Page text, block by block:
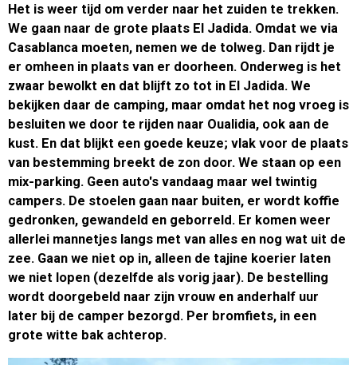
Het is weer tijd om verder naar het zuiden te trekken.
We gaan naar de grote plaats El Jadida. Omdat we via
Casablanca moeten, nemen we de tolweg. Dan rijdt je
er omheen in plaats van er doorheen. Onderweg is het
zwaar bewolkt en dat blijft zo tot in El Jadida. We
bekijken daar de camping, maar omdat het nog vroeg is
besluiten we door te rijden naar Oualidia, ook aan de
kust. En dat blijkt een goede keuze; vlak voor de plaats
van bestemming breekt de zon door. We staan op een
mix-parking. Geen auto's vandaag maar wel twintig
campers. De stoelen gaan naar buiten, er wordt koffie
gedronken, gewandeld en geborreld. Er komen weer
allerlei mannetjes langs met van alles en nog wat uit de
zee. Gaan we niet op in, alleen de tajine koerier laten
we niet lopen (dezelfde als vorig jaar). De bestelling
wordt doorgebeld naar zijn vrouw en anderhalf uur
later bij de camper bezorgd. Per bromfiets, in een
grote witte bak achterop.